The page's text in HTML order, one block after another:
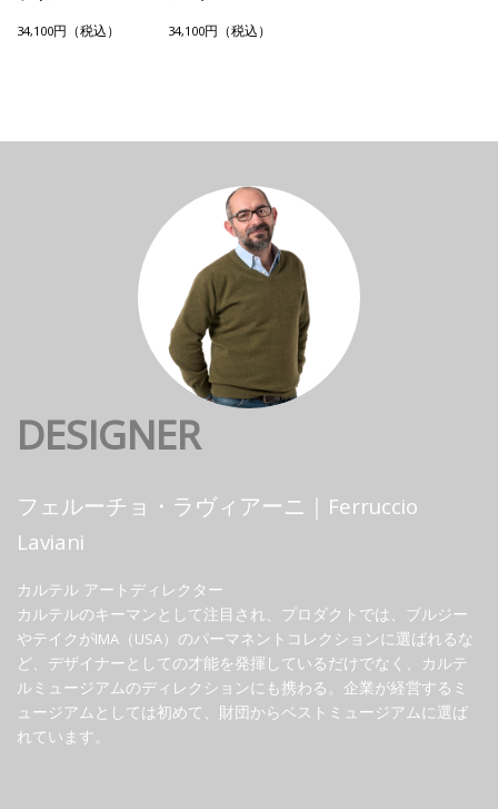
34,100円（税込） 34,100円（税込）
DESIGNER
フェルーチョ・ラヴィアーニ｜Ferruccio
Laviani
カルテル アートディレクター
カルテルのキーマンとして注目され、プロダクトでは、ブルジー
やテイクがIMA（USA）のパーマネントコレクションに選ばれるな
ど、デザイナーとしての才能を発揮しているだけでなく、カルテ
ルミュージアムのディレクションにも携わる。企業が経営するミ
ュージアムとしては初めて、財団からベストミュージアムに選ば
れています。